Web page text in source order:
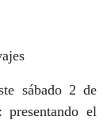
sábado 2 de
presentando el